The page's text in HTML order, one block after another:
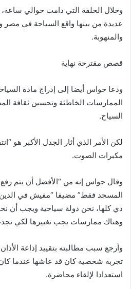
وخلال الحلقة التي دامت حوالي
عديدة من بينها واقع السياحة في مصر
والمنهوبة.
قصص مقترحة نهاية
ودعا حواس أيضا إلى إدراج مادة
الممارسات الخاطئة وتحسين ثقافة
السياح.
لكن الأمر الذي أثار الجدل الأكبر هو
مكبرات الصوت.
وقال حواس إنه من “الأفضل أن يتم رفع
المسجد فقط” مضيفا “مفيش في
دي كلها، نحن دولة سياحية ويجب أن
وهناك ممارسات يجب تغييرها لكي
وأرجع سبب مطالبته بتقييد إذاعة
تجربة شخصية كان قد عاشها عندما كان
استعدادا لإلقاء محاضرة.